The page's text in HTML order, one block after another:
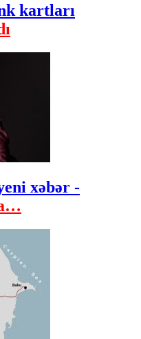
kartları
xəbər -